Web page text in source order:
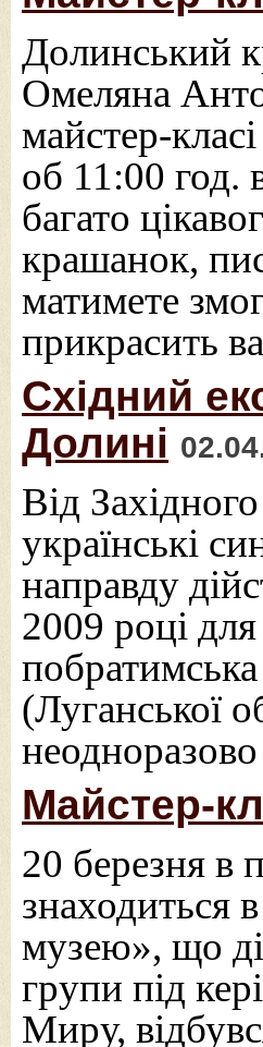
Долинський
Омеляна
майстер-
об 11:00 год.
багато
крашанок,
матимете
прикрасить
Східний
Долині
Від
українські
направду
2009 році
(Луганської
Майстер-
20 березня в
знаходиться
музею», що
групи під
Миру,